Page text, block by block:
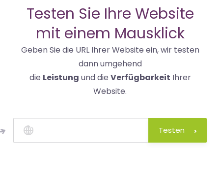
Websites
und
Internet-
Diensten
Uptime
Testen Sie Ihre Website
mit einem Mausklick
Geben Sie die URL Ihrer Website ein, wir testen
dann umgehend
die Leistung und die Verfügbarkeit Ihrer
Website.
Testen